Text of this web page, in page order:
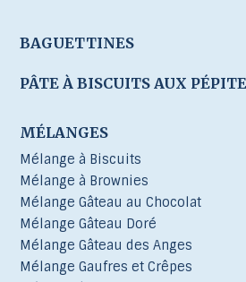
BAGUETTINES
PÂTE À BISCUITS AUX
MÉLANGES
Mélange à Biscuits
Mélange à Brownies
Mélange Gâteau au Chocolat
Mélange Gâteau Doré
Mélange Gâteau des Anges
Mélange Gaufres et Crêpes